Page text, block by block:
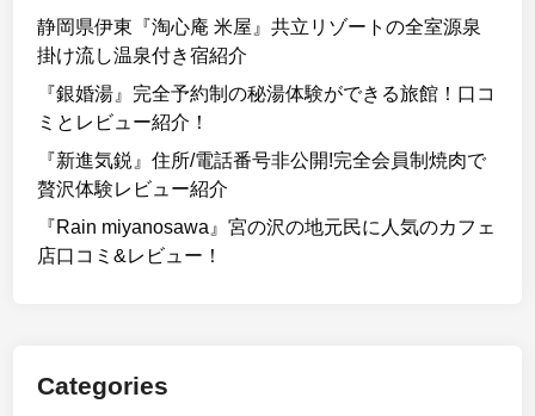
静岡県伊東『淘心庵 米屋』共立リゾートの全室源泉
掛け流し温泉付き宿紹介
『銀婚湯』完全予約制の秘湯体験ができる旅館！口コ
ミとレビュー紹介！
『新進気鋭』住所/電話番号非公開!完全会員制焼肉で
贅沢体験レビュー紹介
『Rain miyanosawa』宮の沢の地元民に人気のカフェ
店口コミ&レビュー！
Categories